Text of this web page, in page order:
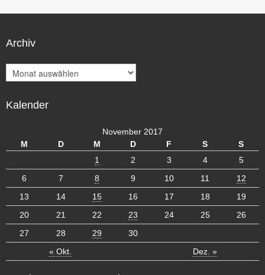
Archiv
r
h
Kalender
November 2017
M
D M D F S S
« Okt. Dez. »
1 2 3 4
5
6
7 8 9 10 11
12
13
14 15 16 17 18
19
20
21 22 23 24 25
26
27
28 29 30